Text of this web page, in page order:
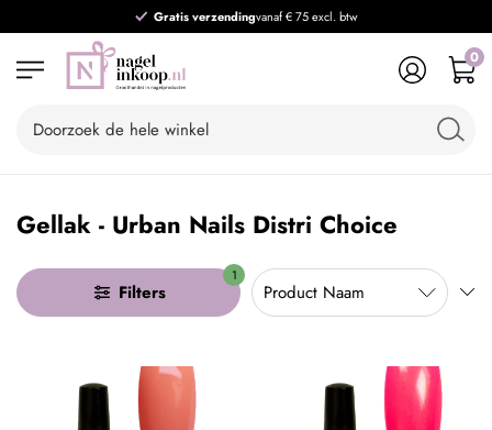
Gratis verzendingvanaf € 75 excl. btw
0
Gellak - Urban Nails Distri Choice
Filters
1